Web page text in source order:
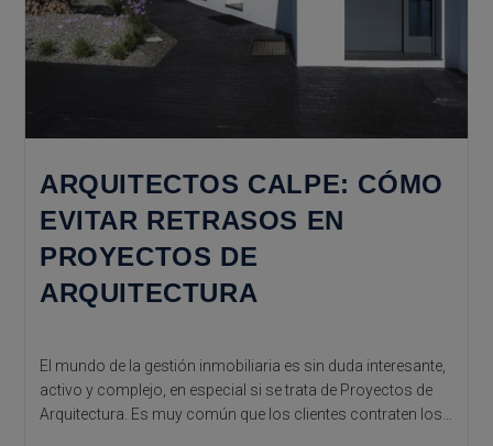
ARQUITECTOS CALPE: CÓMO
EVITAR RETRASOS EN
PROYECTOS DE
ARQUITECTURA
El mundo de la gestión inmobiliaria es sin duda interesante,
activo y complejo, en especial si se trata de Proyectos de
Arquitectura. Es muy común que los clientes contraten los…